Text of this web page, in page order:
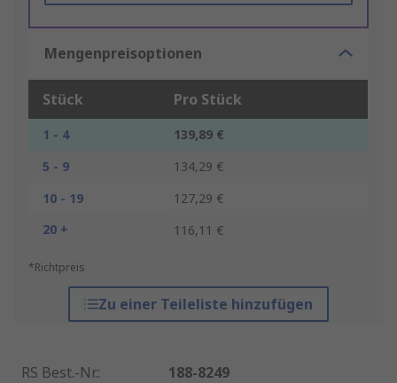
Mengenpreisoptionen
Stück Pro Stück
1 - 4
139,89 €
5 - 9
134,29 €
10 - 19
127,29 €
20 +
116,11 €
*Richtpreis
Zu einer Teileliste hinzufügen
RS Best.-Nr.:
188-8249